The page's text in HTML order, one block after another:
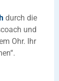
durch die
und
Ohr. Ihr